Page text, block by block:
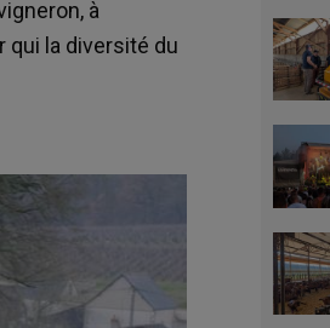
à
qui la diversité du